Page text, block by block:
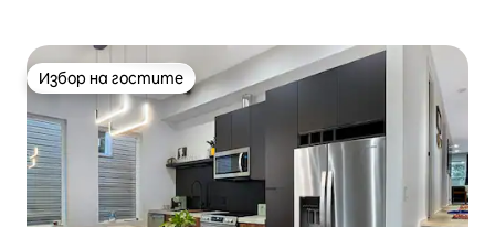
Избор на гостите
Избор на гостите